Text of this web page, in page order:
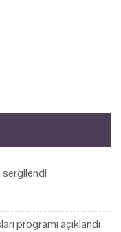
programı açıklandı